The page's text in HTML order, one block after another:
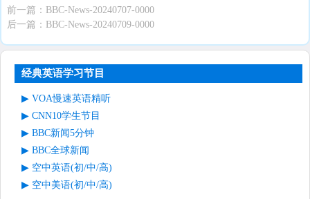
前一篇： BBC-News-20240707-0000
后一篇： BBC-News-20240709-0000
经典英语学习节目
VOA慢速英语精听
CNN10学生节目
BBC新闻5分钟
BBC全球新闻
空中英语(初/中/高)
空中美语(初/中/高)